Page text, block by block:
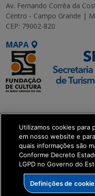
Av. Fernando Corrêa da
Centro - Campo Grande |
CEP: 79002-820
MAPA
Transformação Digital
get_footer();
Utilizamos cookies para
em nosso website e
quais informações são
Conforme Decreto
LGPD no Governo do
Definições de